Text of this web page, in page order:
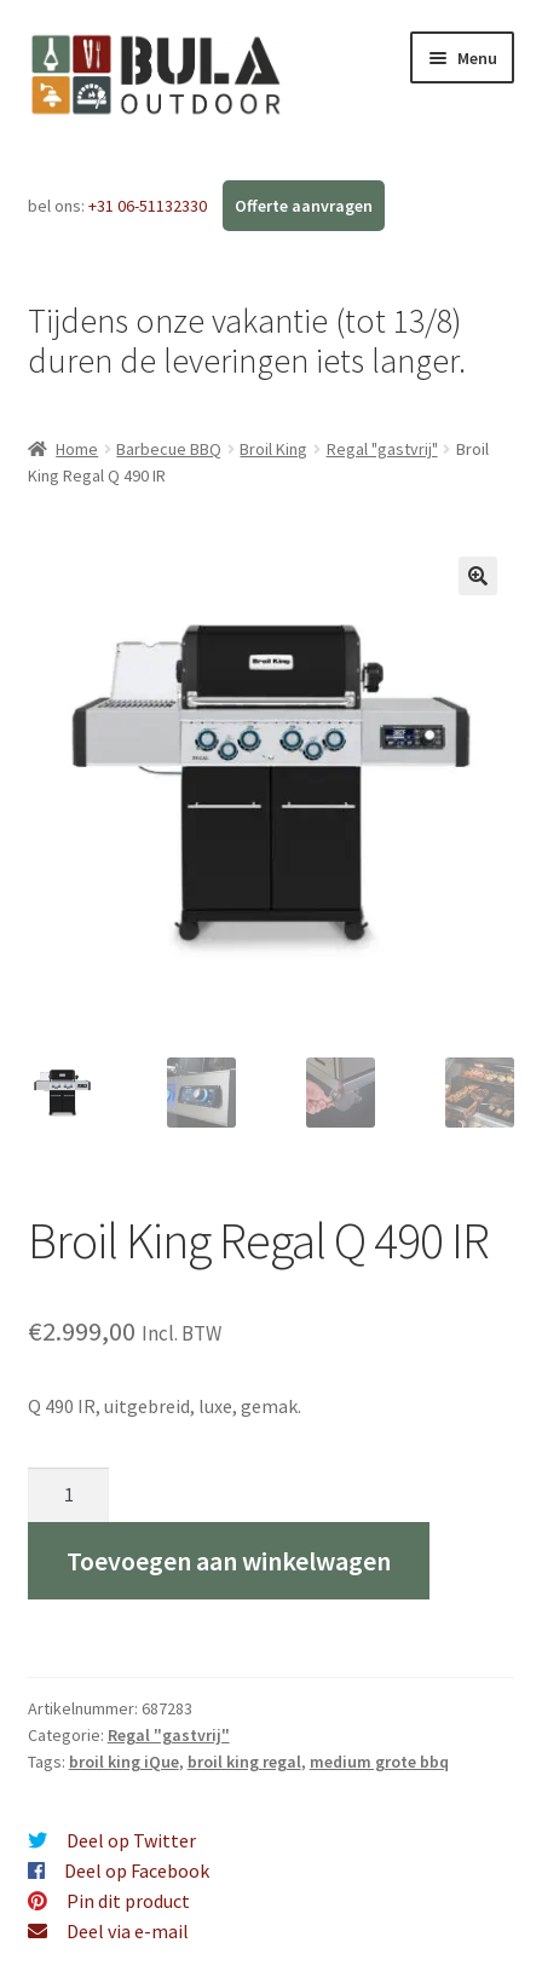
Menu
Webshop
FAQ
Contact
bel ons: +31 06-51132330
Tijdens onze vakantie (tot 13/8)
duren de leveringen iets langer.
Home Barbecue BBQ Broil King Regal "gastvrij"
Broil
King Regal Q 490 IR
Broil King Regal Q 490 IR
€2.999,00 Incl. BTW
Q 490 IR, uitgebreid, luxe, gemak.
490
Toevoegen aan winkelwagen
Artikelnummer: 687283
Categorie: Regal "gastvrij"
Tags: broil king iQue, broil king regal, medium grote bbq
Deel op Twitter
Deel op Facebook
Pin dit product
Deel via e-mail